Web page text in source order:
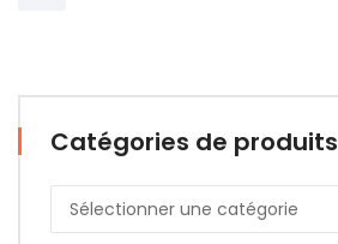
Catégories de produits
Sélectionner une catégorie